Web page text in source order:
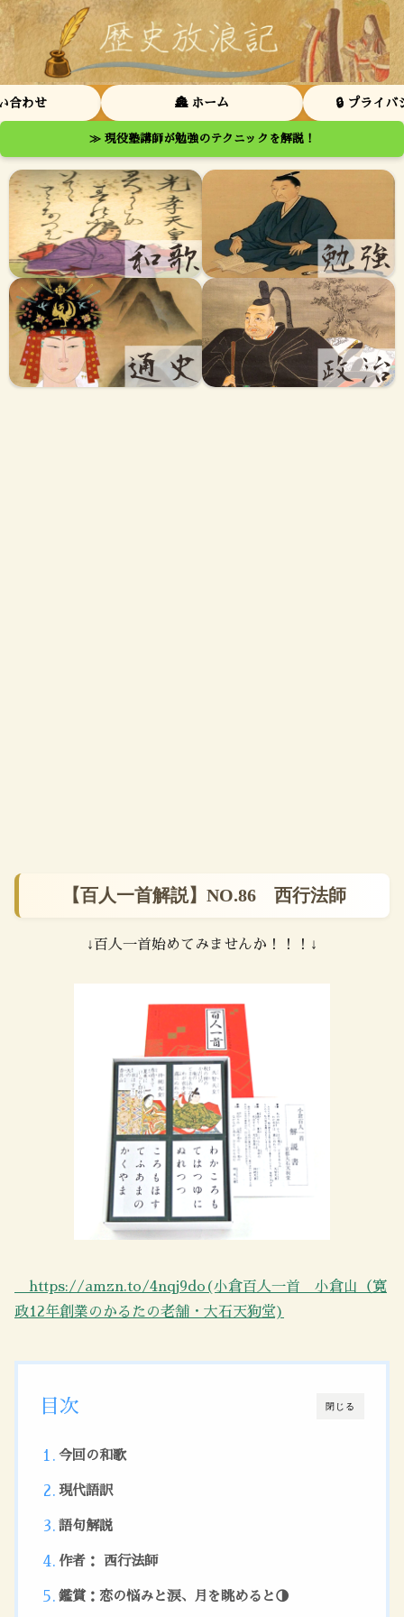
合わせ 🏯 ホーム 🔒 プライバ
≫ 現役塾講師が勉強のテクニックを解説！
【百人一首解説】NO.86 西行法師
↓百人一首始めてみませんか！！！↓
https://amzn.to/4nqj9do(小倉百人一首 小倉山（寛
政12年創業のかるたの老舗・大石天狗堂)
閉じる
目次
今回の和歌
現代語訳
語句解説
作者： 西行法師
鑑賞：恋の悩みと涙、月を眺めると🌗